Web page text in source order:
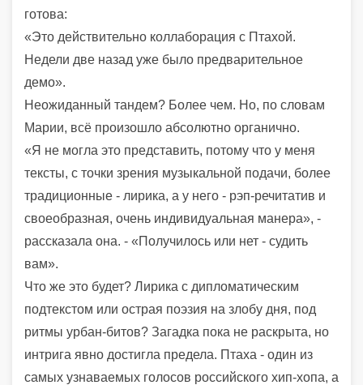
готова:
«Это действительно коллаборация с Птахой.
Недели две назад уже было предварительное
демо».
Неожиданный тандем? Более чем. Но, по словам
Марии, всё произошло абсолютно органично.
«Я не могла это представить, потому что у меня
тексты, с точки зрения музыкальной подачи, более
традиционные - лирика, а у него - рэп-речитатив и
своеобразная, очень индивидуальная манера», -
рассказала она. - «Получилось или нет - судить
вам».
Что же это будет? Лирика с дипломатическим
подтекстом или острая поэзия на злобу дня, под
ритмы урбан-битов? Загадка пока не раскрыта, но
интрига явно достигла предела. Птаха - один из
самых узнаваемых голосов российского хип-хопа, а